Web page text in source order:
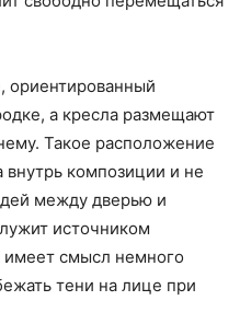
ориентированный
а кресла размещают
Такое расположение
внутрь композиции и не
между дверью и
источником
имеет смысл немного
тени на лице при